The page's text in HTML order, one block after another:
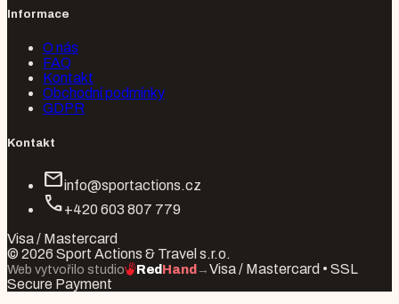
Informace
O nás
FAQ
Kontakt
Obchodní podmínky
GDPR
Kontakt
mailinfo@sportactions.cz
call+420 603 807 779
Visa / Mastercard
© 2026 Sport Actions & Travel s.r.o.
Web vytvořilo studio Red Hand →Visa / Mastercard • SSL
Secure Payment